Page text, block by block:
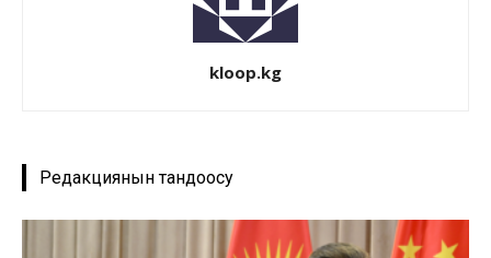
kloop.kg
Редакциянын тандоосу